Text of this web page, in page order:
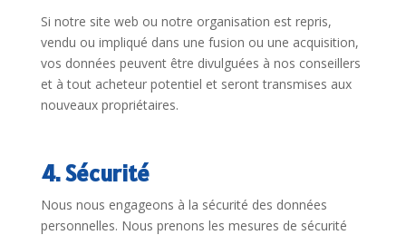
Si notre site web ou notre organisation est repris,
vendu ou impliqué dans une fusion ou une acquisition,
vos données peuvent être divulguées à nos conseillers
et à tout acheteur potentiel et seront transmises aux
nouveaux propriétaires.
4. Sécurité
Nous nous engageons à la sécurité des données
personnelles. Nous prenons les mesures de sécurité